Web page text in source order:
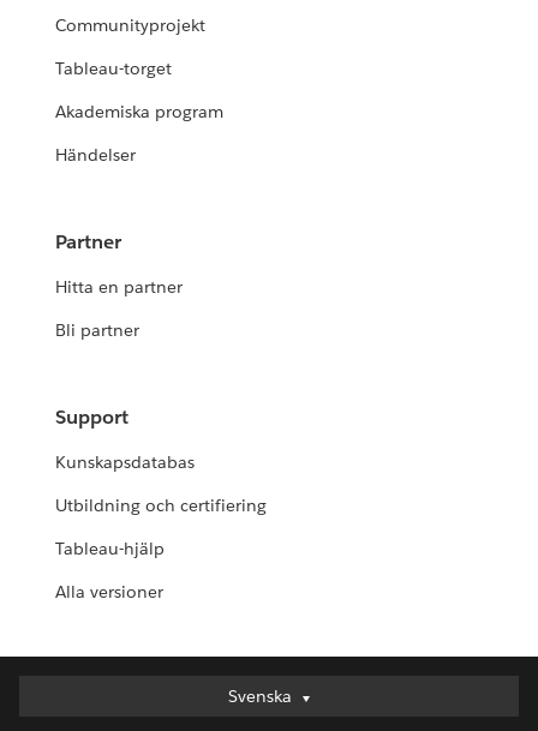
Communityprojekt
Tableau-torget
Akademiska program
Händelser
Partner
Hitta en partner
Bli partner
Support
Kunskapsdatabas
Utbildning och certifiering
Tableau-hjälp
Alla versioner
Svenska
Svenska